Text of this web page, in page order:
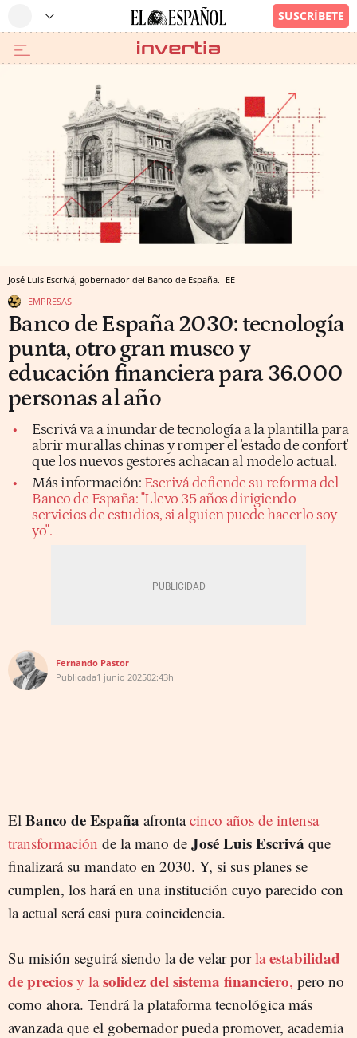
José Luis Escrivá, gobernador del Banco de España. EE
EMPRESAS
Banco de España 2030: tecnología
punta, otro gran museo y
educación financiera para 36.000
personas al año
Escrivá va a inundar de tecnología a la plantilla para
abrir murallas chinas y romper el 'estado de confort'
que los nuevos gestores achacan al modelo actual.
Más información: Escrivá defiende su reforma del
Banco de España: "Llevo 35 años dirigiendo
servicios de estudios, si alguien puede hacerlo soy
yo".
Fernando Pastor
Publicada1 junio 202502:43h
El Banco de España afrontacinco años de intensa
transformación de la mano de José Luis Escrivá que
finalizará su mandato en 2030. Y, si sus planes se
cumplen, los hará en una institución cuyo parecido con
la actual será casi pura coincidencia.
Su misión seguirá siendo la de velar porlaestabilidad
de precios y lasolidez del sistema financiero, pero no
como ahora. Tendrá la plataforma tecnológica más
avanzada que el gobernador pueda promover, academia